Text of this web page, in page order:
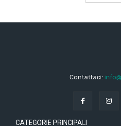
Contattaci:
CATEGORIE PRINCIPALI